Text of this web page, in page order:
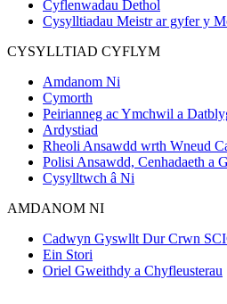
Cyflenwadau Dethol
Cysylltiadau Meistr ar gyfer y
CYSYLLTIAD CYFLYM
Amdanom Ni
Cymorth
Peirianneg ac Ymchwil a
Ardystiad
Rheoli Ansawdd wrth Wneud
Polisi Ansawdd, Cenhadaeth a
Cysylltwch â Ni
AMDANOM NI
Cadwyn Gyswllt Dur Crwn
Ein Stori
Oriel Gweithdy a Chyfleusterau